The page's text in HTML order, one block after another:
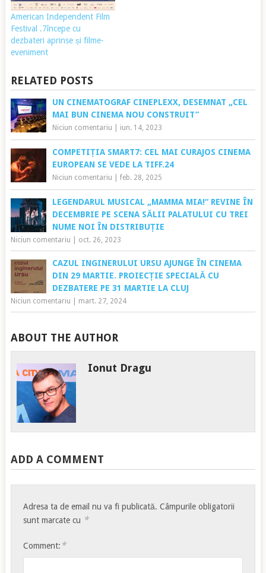
American Independent Film
Festival .7începe cu
dezbateri aprinse și filme-
eveniment
RELATED POSTS
UN CINEMATOGRAF CINEPLEXX, DESEMNAT „CEL
MAI BUN CINEMA NOU CONSTRUIT”
Niciun comentariu iun. 14, 2023
COMPETIȚIA SMART7: CEL MAI CURAJOS CINEMA
EUROPEAN SE VEDE LA TIFF.24
Niciun comentariu feb. 28, 2025
LEGENDARUL MUSICAL „MAMMA MIA!“ REVINE ÎN
DECEMBRIE PE SCENA SĂLII PALATULUI CU TREI
NUME NOI ÎN DISTRIBUȚIE
Niciun comentariu oct. 26, 2023
CAZUL INGINERULUI URSU AJUNGE ÎN CINEMA
DIN 29 MARTIE. PROIECȚIE SPECIALĂ CU
DEZBATERE PE 31 MARTIE LA CLUJ
Niciun comentariu mart. 27, 2024
ABOUT THE AUTHOR
Ionut Dragu
ADD A COMMENT
Adresa ta de email nu va fi publicată. Câmpurile obligatorii
sunt marcate cu *
Comment: *